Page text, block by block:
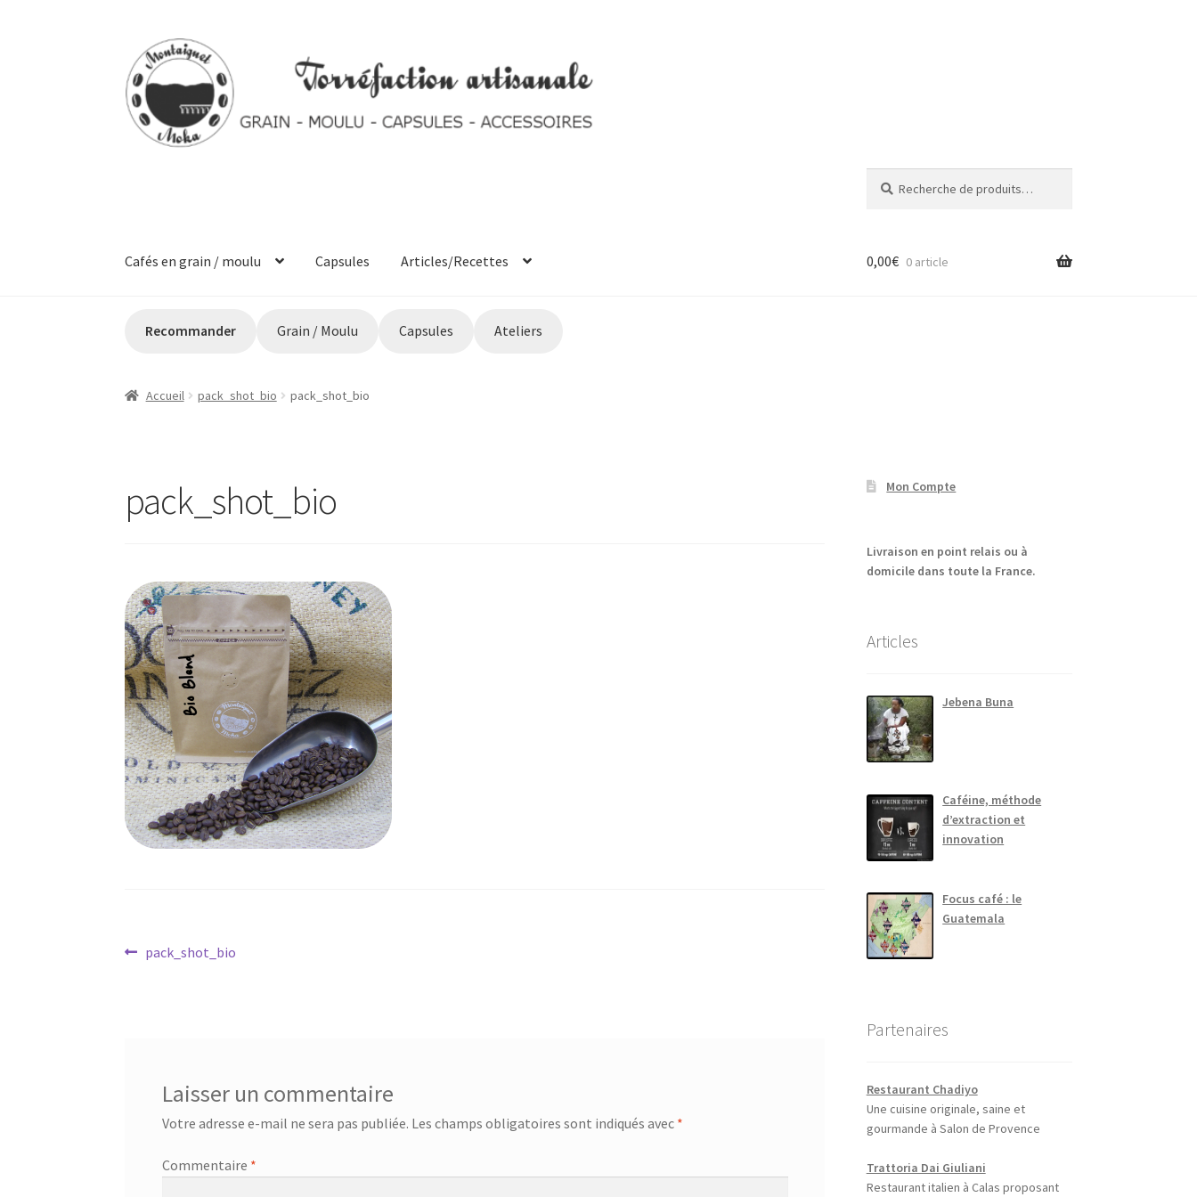
Aller
à
la
navigation
Aller
au
contenu
pour :
Cafés en grain / moulu Capsules Articles/Recettes 0,00€ 0 article
Recommander Grain / Moulu Capsules Ateliers
Accueil pack_shot_bio pack_shot_bio
pack_shot_bio
Navigation
Article
pack_shot_bio
Laisser un commentaire
Votre adresse e-mail ne sera pas publiée. Les champs obligatoires sont indiqués avec *
Commentaire *
Mon Compte
Livraison en point relais ou à
domicile dans toute la France.
Articles
Jebena Buna
Caféine, méthode
d’extraction et
innovation
Focus café : le
Guatemala
Partenaires
Restaurant Chadiyo
Une cuisine originale, saine et
gourmande à Salon de Provence
Trattoria Dai Giuliani
Restaurant italien à Calas proposant